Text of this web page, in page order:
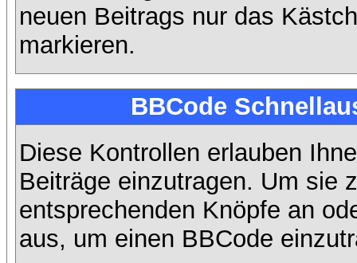
neuen Beitrags nur das
markieren.
BBCode
Diese Kontrollen erlauben
Beiträge einzutragen. Um sie
entsprechenden Knöpfe an
aus, um einen BBCode